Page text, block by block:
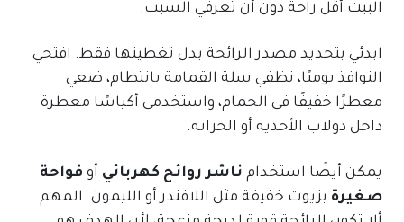
البيت أقل راحة دون أن تعرفي السبب.
ابدئي بتحديد مصدر الرائحة بدل تغطيتها فقط. افتحي
النوافذ يوميًا، نظفي سلة القمامة بانتظام، ضعي
معطرًا خفيفًا في الحمام، واستخدمي أكياسًا معطرة
داخل دولاب الأحذية أو الخزانة.
يمكن أيضًا استخدام ناشر روائح كهربائي أو فواحة
صغيرة بزيوت خفيفة مثل اللافندر أو الليمون. المهم